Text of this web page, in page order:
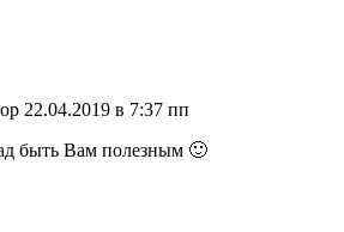
22.04.2019 в 7:37 пп
быть Вам полезным 🙂